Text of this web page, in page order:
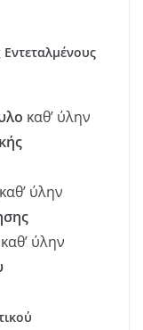
Εντεταλμένους
καθ’ ύλην
καθ’ ύλην
καθ’ ύλην